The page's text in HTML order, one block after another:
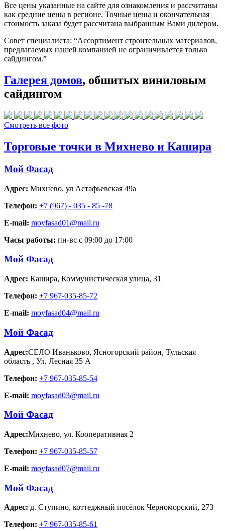
Все цены указанные на сайте для ознакомления и рассчитаны
как средние цены в регионе. Точные цены и окончательная
стоимость заказа будет рассчитана выбранным Вами дилером.
Совет специалиста: “Ассортимент строительных материалов,
предлагаемых нашей компанией не ограничивается только
сайдингом.”
Галерея домов, обшитых виниловым
сайдингом
Смотреть все фото
Торговые точки в Михнево и Кашира
Мой Фасад
Адрес: Михнево, ул Астафьевская 49а
Телефон: +7 (967) - 035 - 85 -78
E-mail: moyfasad01@mail.ru
Часы работы: пн-вс с 09:00 до 17:00
Мой Фасад
Адрес: Кашира, Коммунистическая улица, 31
Телефон: +7 967-035-85-72
E-mail: moyfasad04@mail.ru
Мой Фасад
Адрес:СЕЛО Иваньково, Ясногорский район, Тульская
область , Ул. Лесная 35 А
Телефон: +7 967-035-85-54
E-mail: moyfasad03@mail.ru
Мой Фасад
Адрес:Михнево, ул. Кооперативная 2
Телефон: +7 967-035-85-57
E-mail: moyfasad07@mail.ru
Мой Фасад
Адрес: д. Ступино, коттеджный посёлок Черноморский, 273
Телефон: +7 967-035-85-61